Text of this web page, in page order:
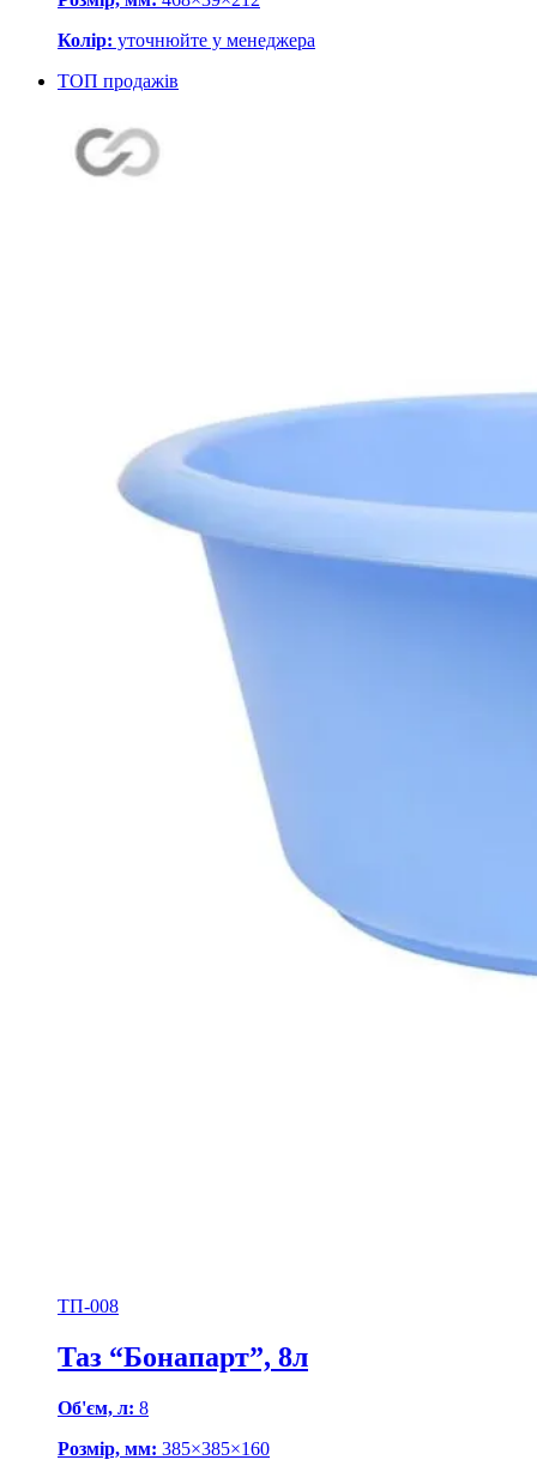
Колір: уточнюйте у менеджера
ТОП продажів
ТП-008
Таз “Бонапарт”, 8л
Об'єм, л: 8
Розмір, мм: 385×385×160